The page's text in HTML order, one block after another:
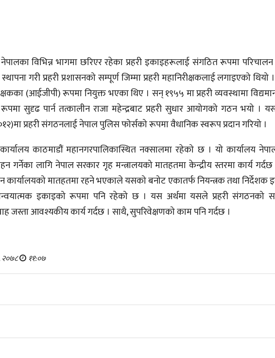
विभिन्न भागमा छरिएर रहेका प्रहरी इकाइहरूलाई संगठित रूपमा
स्थापना गरी प्रहरी प्रशासनको सम्पूर्ण जिम्मा प्रहरी महानिरीक्षकलाई लगाइएको
(आईजीपी) रूपमा नियुक्त भएका थिए । सन् १९५५ मा प्रहरी व्यवस्थामा
सुदृढ पार्न तत्कालीन राजा महेन्द्रबाट प्रहरी सुधार आयोगको गठन भयो ।
प्रहरी संगठनलाई नेपाल पुलिस फोर्सको रूपमा वैधानिक स्वरूप प्रदान गरियो ।
कार्यालय काठमाडौं महानगरपालिकास्थित नक्सालमा रहेको छ । यो कार्यालय
गर्नेका लागि नेपाल सरकार गृह मन्त्रालयको मातहतमा केन्द्रीय स्तरमा कार्य
कार्यालयको मातहतमा रहने भएकाले यसको बनोट एकातर्फ नियन्त्रक तथा
इकाइको रूपमा पनि रहेको छ । यस अर्थमा यसले प्रहरी संगठनको
जस्ता आवश्यकीय कार्य गर्दछ । साथै, सुपरिवेक्षणको काम पनि गर्दछ ।
२०७८ ११:०७